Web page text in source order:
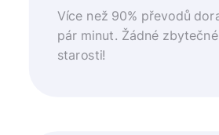
Více než 90% převodů
pár minut. Žádné
starosti!